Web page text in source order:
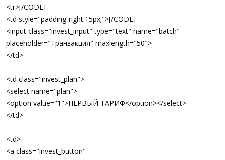
<tr>[/CODE]
<td style="padding-right:15px;">[/CODE]
<input class="invest_input" type="text" name="batch"
placeholder="Транзакция" maxlength="50">
</td>
<td class="invest_plan">
<select name="plan">
<option value="1">ПЕРВЫЙ ТАРИФ</option></select>
</td>
<td>
<a class="invest_button"